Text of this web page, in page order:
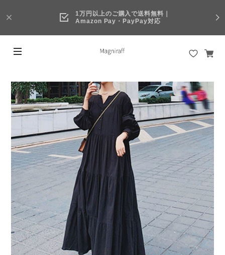
1万円以上のご購入で送料無料｜
Amazon Pay・PayPay対応